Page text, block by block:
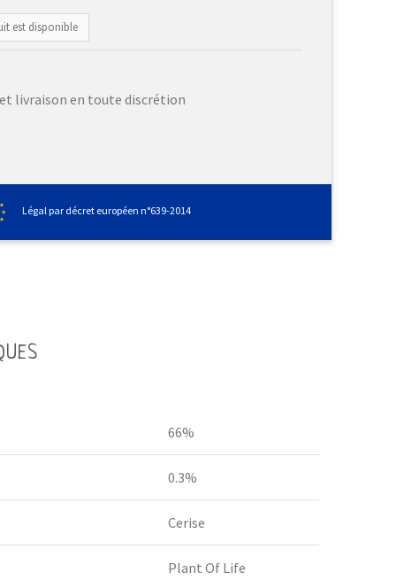
est disponible
et livraison en toute discrétion
Légal par décret européen n°639-2014
66%
0.3%
Cerise
Plant Of Life